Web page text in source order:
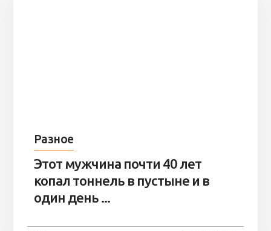
Разное
Этот мужчина почти 40 лет
копал тоннель в пустыне и в
один день ...